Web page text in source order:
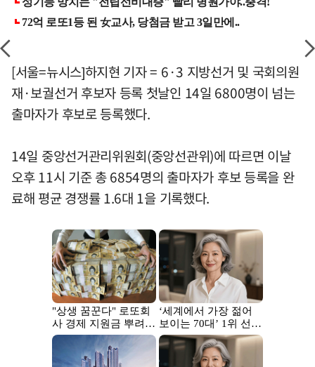
[서울=뉴시스]하지현 기자 = 6·3 지방선거 및 국회의원
재·보궐선거 후보자 등록 첫날인 14일 6800명이 넘는
출마자가 후보로 등록했다.
14일 중앙선거관리위원회(중앙선관위)에 따르면 이날
오후 11시 기준 총 6854명의 출마자가 후보 등록을 완
료해 평균 경쟁률 1.6대 1을 기록했다.